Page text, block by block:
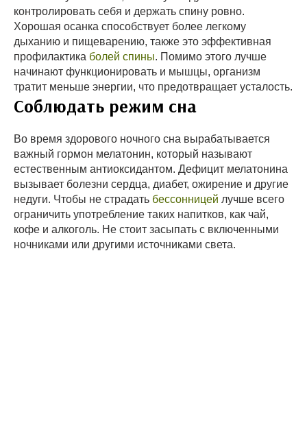
контролировать себя и держать спину ровно.
Хорошая осанка способствует более легкому
дыханию и пищеварению, также это эффективная
профилактика болей спины. Помимо этого лучше
начинают функционировать и мышцы, организм
тратит меньше энергии, что предотвращает усталость.
Соблюдать режим сна
Во время здорового ночного сна вырабатывается
важный гормон мелатонин, который называют
естественным антиоксидантом. Дефицит мелатонина
вызывает болезни сердца, диабет, ожирение и другие
недуги. Чтобы не страдать бессонницей лучше всего
ограничить употребление таких напитков, как чай,
кофе и алкоголь. Не стоит засыпать с включенными
ночниками или другими источниками света.